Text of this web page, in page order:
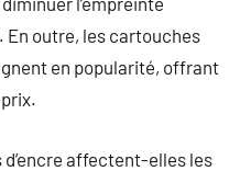
outre, les cartouches
en popularité, offrant
affectent-elles les